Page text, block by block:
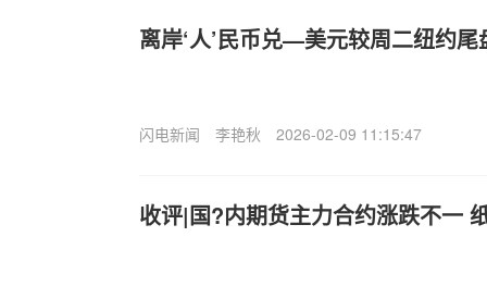
离岸‘人’民币兑—美元较周二纽约尾
闪电新闻 李艳秋 2026-02-09 11:15:47
收评|国?内期货主力合约涨跌不一